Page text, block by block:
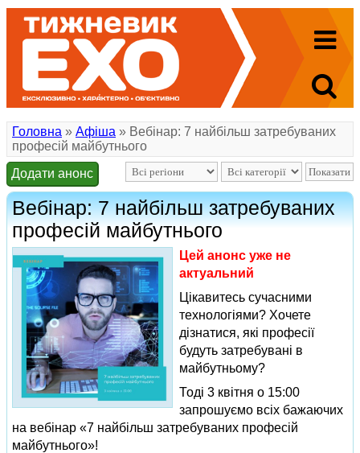
Головна » Афіша » Вебінар: 7 найбільш затребуваних
професій майбутнього
Додати анонс
Вебінар: 7 найбільш затребуваних
професій майбутнього
Цей анонс уже не
актуальний
Цікавитесь сучасними
технологіями? Хочете
дізнатися, які професії
будуть затребувані в
майбутньому?
Тоді 3 квітня о 15:00
запрошуємо всіх бажаючих
на вебінар «7 найбільш затребуваних професій
майбутнього»!